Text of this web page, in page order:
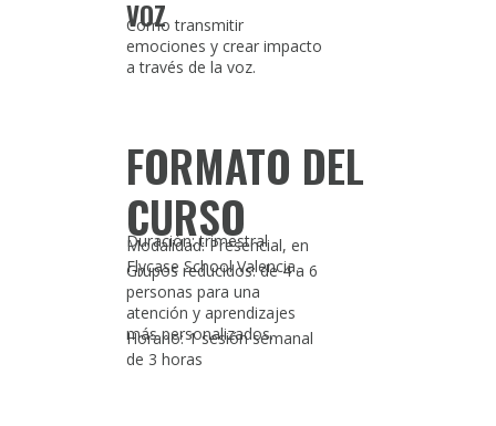
VOZ
Cómo transmitir
emociones y crear impacto
a través de la voz.
FORMATO DEL
CURSO
Duración: trimestral
Modalidad: Presencial, en
Flycase School Valencia.
Grupos reducidos: de 4 a 6
personas para una
atención y aprendizajes
más personalizados.
Horario: 1 sesión semanal
de 3 horas